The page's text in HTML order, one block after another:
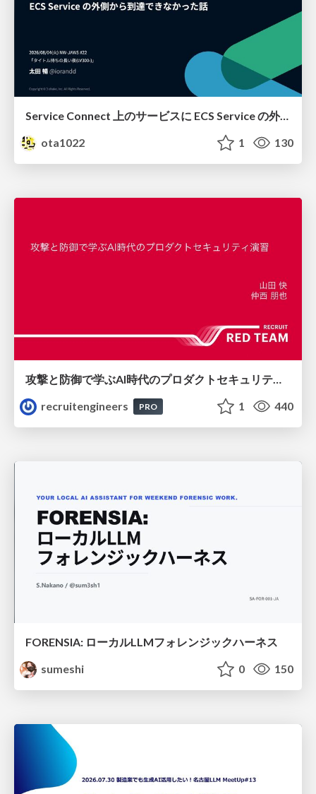
Service Connect 上のサービスに ECS Service の外側から到達できなかった話
ota1022
1 130
recruitengineers
PRO 1 440
FORENSIA: ローカルLLMフォレンジックハーネス
sumeshi
0 150